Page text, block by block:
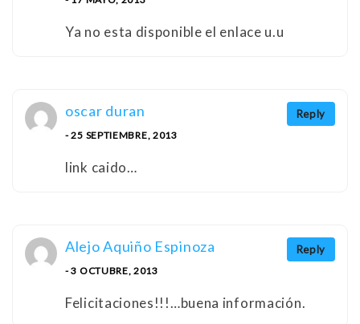
Ya no esta disponible el enlace u.u
Reply
oscar duran
- 25 SEPTIEMBRE, 2013
link caido…
Reply
Alejo Aquiño Espinoza
- 3 OCTUBRE, 2013
Felicitaciones!!!…buena información.